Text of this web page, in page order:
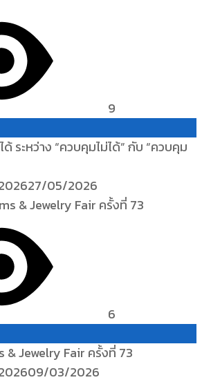
9
ระหว่าง “ควบคุมไม่ได้” กับ “ควบคุม
27/05/2026
6
& Jewelry Fair ครั้งที่ 73
09/03/2026